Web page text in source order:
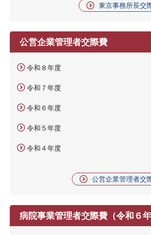
東京事務所長交
公営企業管理者交際費
令和８年度
令和７年度
令和６年度
令和５年度
令和４年度
公営企業管理者交
病院事業管理者交際費（令和６年